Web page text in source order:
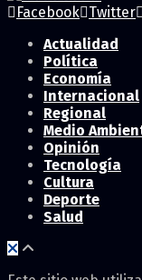
Facebook Twitter
Actualidad
Política
Economía
Internacional
Regional
Medio
Opinión
Tecnología
Cultura
Deporte
Salud